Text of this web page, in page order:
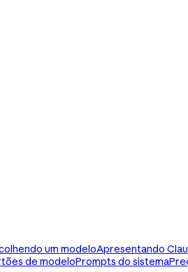
um modeloApresentando
de modeloPrompts do sistema